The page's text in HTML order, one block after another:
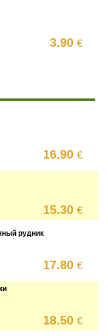
3.90€
16.90€
15.30€
рудник
17.80€
18.50€